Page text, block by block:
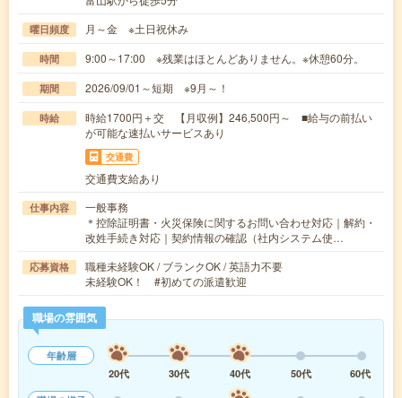
曜日頻度 月～金 ※土日祝休み
時間 9:00～17:00 ※残業はほとんどありません。※休憩60分。
期間 2026/09/01～短期 ※9月～！
時給
時給1700円＋交 【月収例】246,500円～ ■給与の前払い
が可能な速払いサービスあり
交通費
交通費支給あり
仕事内容
一般事務
＊控除証明書・火災保険に関するお問い合わせ対応｜解約・
改姓手続き対応｜契約情報の確認（社内システム使…
応募資格
職種未経験OK / ブランクOK / 英語力不要
未経験OK！ #初めての派遣歓迎
職場の雰囲気
年齢層
20代
30代 40代 50代
60代